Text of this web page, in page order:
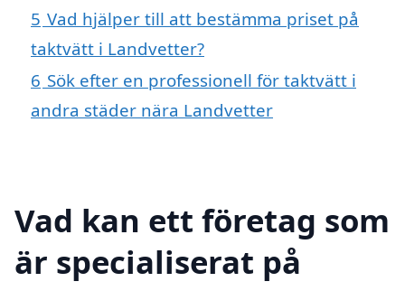
5 Vad hjälper till att bestämma priset på
taktvätt i Landvetter?
6 Sök efter en professionell för taktvätt i
andra städer nära Landvetter
Vad kan ett företag som
är specialiserat på